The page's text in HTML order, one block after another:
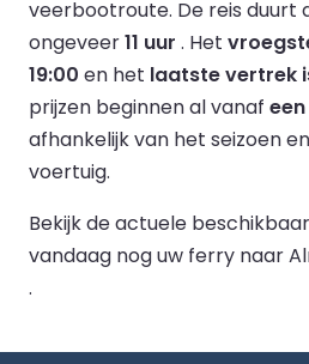
veerbootroute. De reis duurt
ongeveer11 uur . Het
19:00 en het laatste vertrek
prijzen beginnen al vanaf
afhankelijk van het seizoen
voertuig.
Bekijk de actuele
vandaag nog uw ferry naar
.